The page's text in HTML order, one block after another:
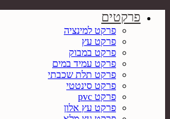
פרקטים
פרקט למינציה
פרקט עץ
פרקט במבוק
פרקט עמיד במים
פרקט תלת שכבתי
פרקט סינטטי
פרקט pvc
פרקט עץ אלון